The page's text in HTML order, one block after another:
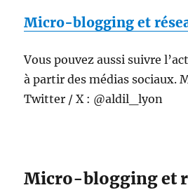
Micro-blogging et
Vous pouvez aussi suivre
à partir des médias sociaux.
Twitter / X : @aldil_lyon
Micro-blogging et